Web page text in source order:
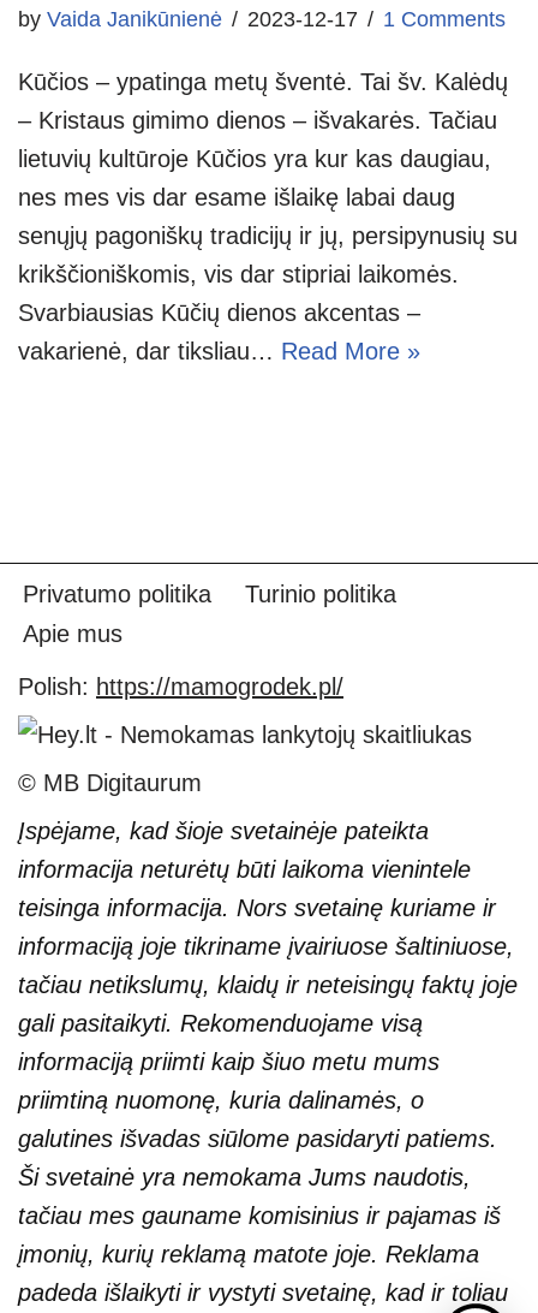
by Vaida Janikūnienė 2023-12-17 1 Comments
Kūčios – ypatinga metų šventė. Tai šv. Kalėdų
– Kristaus gimimo dienos – išvakarės. Tačiau
lietuvių kultūroje Kūčios yra kur kas daugiau,
nes mes vis dar esame išlaikę labai daug
senųjų pagoniškų tradicijų ir jų, persipynusių su
krikščioniškomis, vis dar stipriai laikomės.
Svarbiausias Kūčių dienos akcentas –
vakarienė, dar tiksliau… Read More »
Privatumo politika
Turinio politika
Apie mus
Polish: https://mamogrodek.pl/
© MB Digitaurum
Įspėjame, kad šioje svetainėje pateikta
informacija neturėtų būti laikoma vienintele
teisinga informacija. Nors svetainę kuriame ir
informaciją joje tikriname įvairiuose šaltiniuose,
tačiau netikslumų, klaidų ir neteisingų faktų joje
gali pasitaikyti. Rekomenduojame visą
informaciją priimti kaip šiuo metu mums
priimtiną nuomonę, kuria dalinamės, o
galutines išvadas siūlome pasidaryti patiems.
Ši svetainė yra nemokama Jums naudotis,
tačiau mes gauname komisinius ir pajamas iš
įmonių, kurių reklamą matote joje. Reklama
padeda išlaikyti ir vystyti svetainę, kad ir toliau